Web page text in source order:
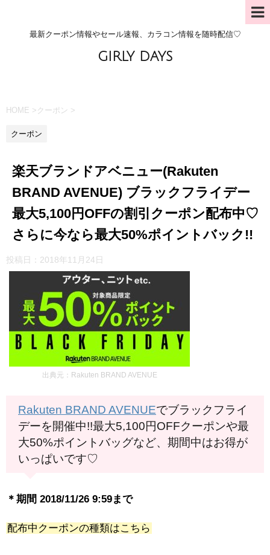
最新クーポン情報やセール速報、カラコン情報を随時配信♡
GIRLY DAYS
HOME > クーポン >
クーポン
楽天ブランドアベニュー(Rakuten
BRAND AVENUE) ブラックフライデー
最大5,100円OFFの割引クーポン配布中♡
さらに今なら最大50%ポイントバック!!
投稿日： 2018年11月24日
出典元：Rakuten BRAND AVENUE
Rakuten BRAND AVENUEでブラックフライ
デーを開催中!!最大5,100円OFFクーポンや最
大50%ポイントバッグなど、期間中はお得が
いっぱいです♡
＊期間 2018/11/26 9:59まで
配布中クーポンの種類はこちら